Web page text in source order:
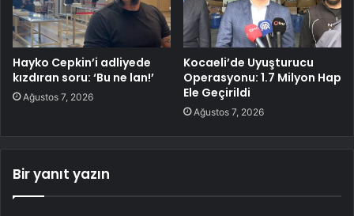
Hayko Cepkin’i adliyede
kızdıran soru: ‘Bu ne lan!’
Ağustos 7, 2026
Kocaeli’de Uyuşturucu
Operasyonu: 1.7 Milyon Hap
Ele Geçirildi
Ağustos 7, 2026
Bir yanıt yazın